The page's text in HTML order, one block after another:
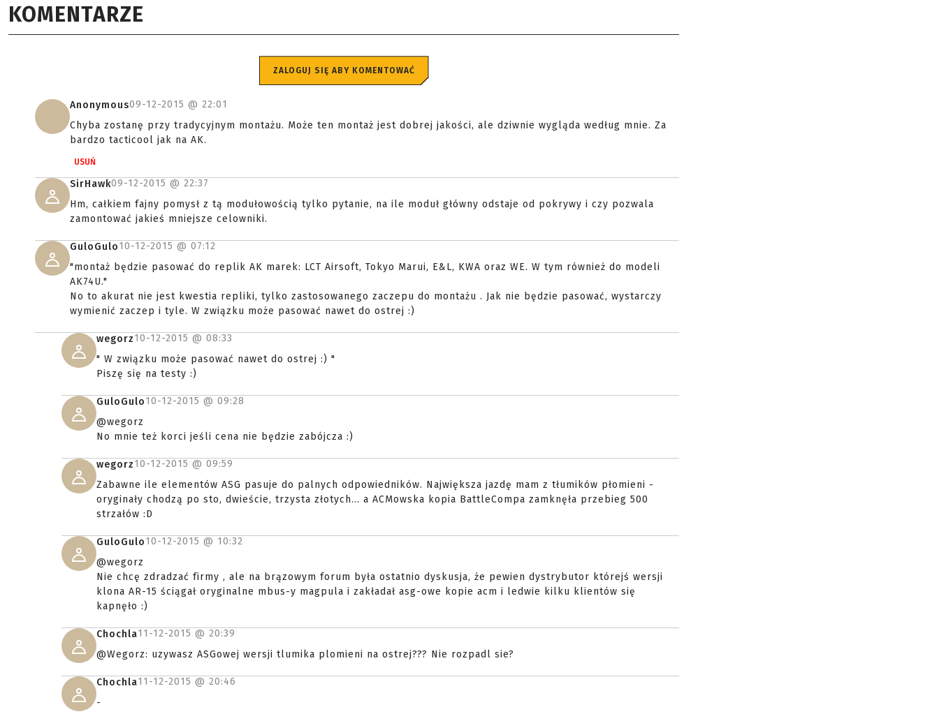
KOMENTARZE
ZALOGUJ SIĘ ABY KOMENTOWAĆ
Anonymous09-12-2015 @ 22:01
Chyba zostanę przy tradycyjnym montażu. Może ten montaż jest dobrej jakości, ale dziwnie wygląda według mnie. Za
bardzo tacticool jak na AK.
USUŃ
SirHawk09-12-2015 @ 22:37
Hm, całkiem fajny pomysł z tą modułowością tylko pytanie, na ile moduł główny odstaje od pokrywy i czy pozwala
zamontować jakieś mniejsze celowniki.
GuloGulo10-12-2015 @ 07:12
"montaż będzie pasować do replik AK marek: LCT Airsoft, Tokyo Marui, E&L, KWA oraz WE. W tym również do modeli
AK74U."
No to akurat nie jest kwestia repliki, tylko zastosowanego zaczepu do montażu . Jak nie będzie pasować, wystarczy
wymienić zaczep i tyle. W związku może pasować nawet do ostrej :)
wegorz10-12-2015 @ 08:33
" W związku może pasować nawet do ostrej :) "
Piszę się na testy :)
GuloGulo10-12-2015 @ 09:28
@wegorz
No mnie też korci jeśli cena nie będzie zabójcza :)
wegorz10-12-2015 @ 09:59
Zabawne ile elementów ASG pasuje do palnych odpowiedników. Największa jazdę mam z tłumików płomieni -
oryginały chodzą po sto, dwieście, trzysta złotych... a ACMowska kopia BattleCompa zamknęła przebieg 500
strzałów :D
GuloGulo10-12-2015 @ 10:32
@wegorz
Nie chcę zdradzać firmy , ale na brązowym forum była ostatnio dyskusja, że pewien dystrybutor którejś wersji
klona AR-15 ściągał oryginalne mbus-y magpula i zakładał asg-owe kopie acm i ledwie kilku klientów się
kapnęło :)
Chochla11-12-2015 @ 20:39
@Wegorz: uzywasz ASGowej wersji tlumika plomieni na ostrej??? Nie rozpadl sie?
Chochla11-12-2015 @ 20:46
-